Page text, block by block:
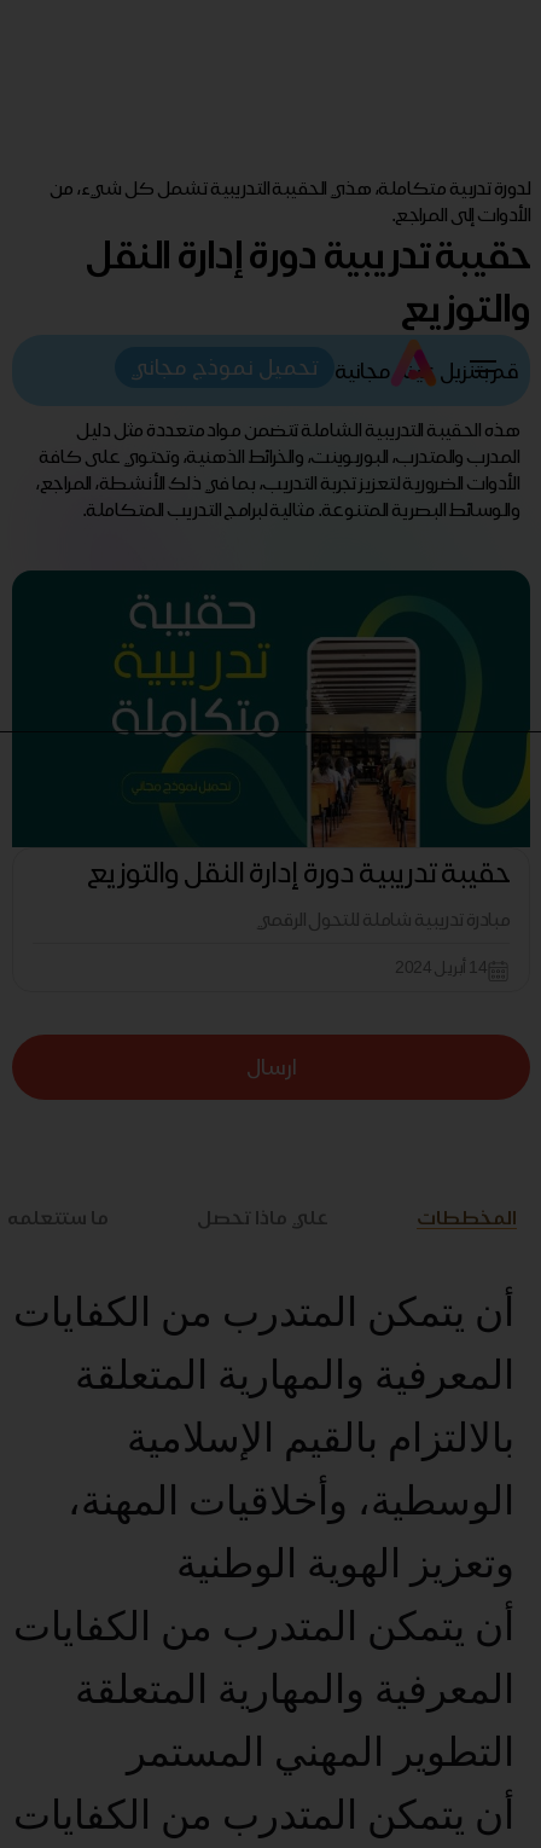
لدورة تدربية متكاملة، هذي الحقيبة التدريبية تشمل كل شيء، من
الأدوات إلى المراجع.
حقيبة تدريبية دورة إدارة النقل
والتوزيع
قم بتنزيل عينة مجانية تحميل نموذج مجاني
هذه الحقيبة التدريبية الشاملة تتضمن مواد متعددة مثل دليل
المدرب والمتدرب، البوربوينت، والخرائط الذهنية، وتحتوي على كافة
الأدوات الضرورية لتعزيز تجربة التدريب، بما في ذلك الأنشطة، المراجع،
والوسائط البصرية المتنوعة. مثالية لبرامج التدريب المتكاملة.
حقيبة تدريبية دورة إدارة النقل والتوزيع
مبادرة تدريبية شاملة للتحول الرقمي
14 أبريل 2024
ارسال
المخططات علي ماذا تحصل ما ستتعلمه
أن يتمكن المتدرب من الكفايات
المعرفية والمهارية المتعلقة
بالالتزام بالقيم الإسلامية
الوسطية، وأخلاقيات المهنة،
وتعزيز الهوية الوطنية
أن يتمكن المتدرب من الكفايات
المعرفية والمهارية المتعلقة
التطوير المهني المستمر
أن يتمكن المتدرب من الكفايات